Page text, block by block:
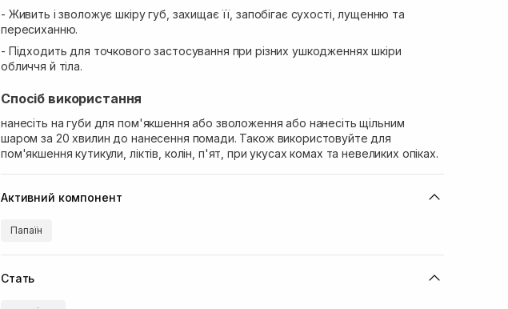
- Живить і зволожує шкіру губ, захищає її, запобігає сухості, лущенню та
пересиханню.
- Підходить для точкового застосування при різних ушкодженнях шкіри
обличчя й тіла.
Спосіб використання
нанесіть на губи для пом'якшення або зволоження або нанесіть щільним
шаром за 20 хвилин до нанесення помади. Також використовуйте для
пом'якшення кутикули, ліктів, колін, п'ят, при укусах комах та невеликих опіках.
Активний компонент
Папаїн
Стать